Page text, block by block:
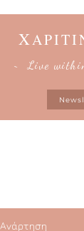
Χ
~ Live
Ανάρτηση